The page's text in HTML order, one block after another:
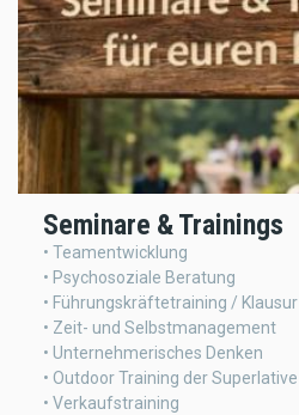
Seminare & Trainings
• Teamentwicklung
• Psychosoziale Beratung
• Führungskräftetraining / Klausur
• Zeit- und Selbstmanagement
• Unternehmerisches Denken
• Outdoor Training der Superlative
• Verkaufstraining